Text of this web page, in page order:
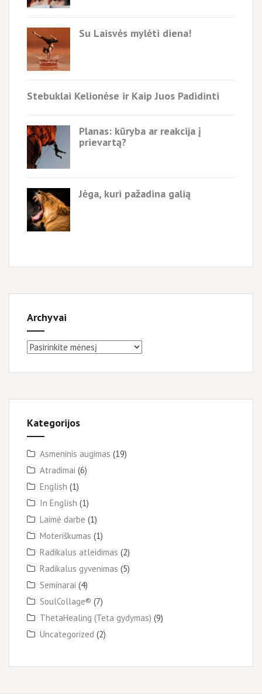
Su Laisvės mylėti diena!
Stebuklai Kelionėse ir Kaip Juos Padidinti
Planas: kūryba ar reakcija į
prievartą?
Jėga, kuri pažadina galią
Archyvai
Archyvai
Kategorijos
Asmeninis augimas (19)
Atradimai (6)
English (1)
In English (1)
Laimė darbe (1)
Moteriškumas (1)
Radikalus atleidimas (2)
Radikalus gyvenimas (5)
Seminarai (4)
SoulCollage® (7)
ThetaHealing (Teta gydymas) (9)
Uncategorized (2)